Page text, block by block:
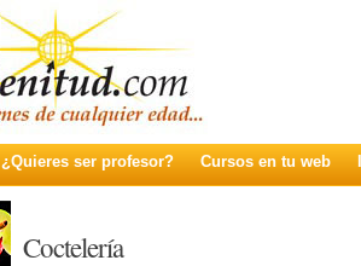
¿Quieres ser profesor? Cursos en tu web
Coctelería